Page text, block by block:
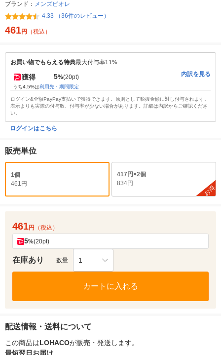
ブランド： メンズビオレ
4.33 （36件のレビュー）
461円 （税込）
お買い物でもらえる特典最大付与率11%
獲得 5%(20pt)
うち4.5%は利用先・期間限定
内訳を見る
ログイン&全額PayPay支払いで獲得できます。原則として税抜金額に対し付与されます。
表示よりも実際の付与数、付与率が少ない場合があります。詳細は内訳からご確認くださ
い。
ログインはこちら
販売単位
1個
461円
417円×2個
834円
お得
461円 （税込）
5%(20pt)
在庫あり 数量 1
カートに入れる
配送情報・送料について
この商品はLOHACOが販売・発送します。
最短翌日お届け